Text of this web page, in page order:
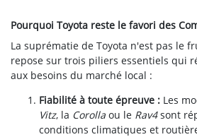
Pourquoi Toyota reste le favori des
La suprématie de Toyota n'est pas le
repose sur trois piliers essentiels qui
aux besoins du marché local :
Fiabilité à toute épreuve : Les
Vitz, la Corolla ou le Rav4sont
conditions climatiques et